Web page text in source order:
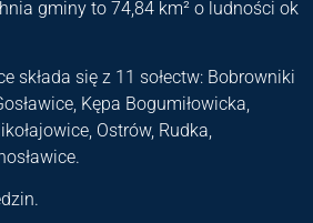
gminy to 74,84 km² o ludności ok
składa się z 11 sołectw: Bobrowniki
Kępa Bogumiłowicka,
Ostrów, Rudka,